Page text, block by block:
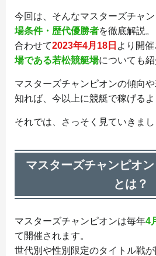
今回は、そんなマスターズチャ
場条件・歴代優勝者を徹底解説。
合わせて2023年4月18日 より開
場である若松競艇場についても紹
マスターズチャンピオンの傾向
知れば、今以上に競艇で稼げるよ
それでは、さっそく見ていきまし
マスターズチャンピオン
とは？
マスターズチャンピオンは毎年4
て開催されます。
世代別や性別限定のタイトル戦が